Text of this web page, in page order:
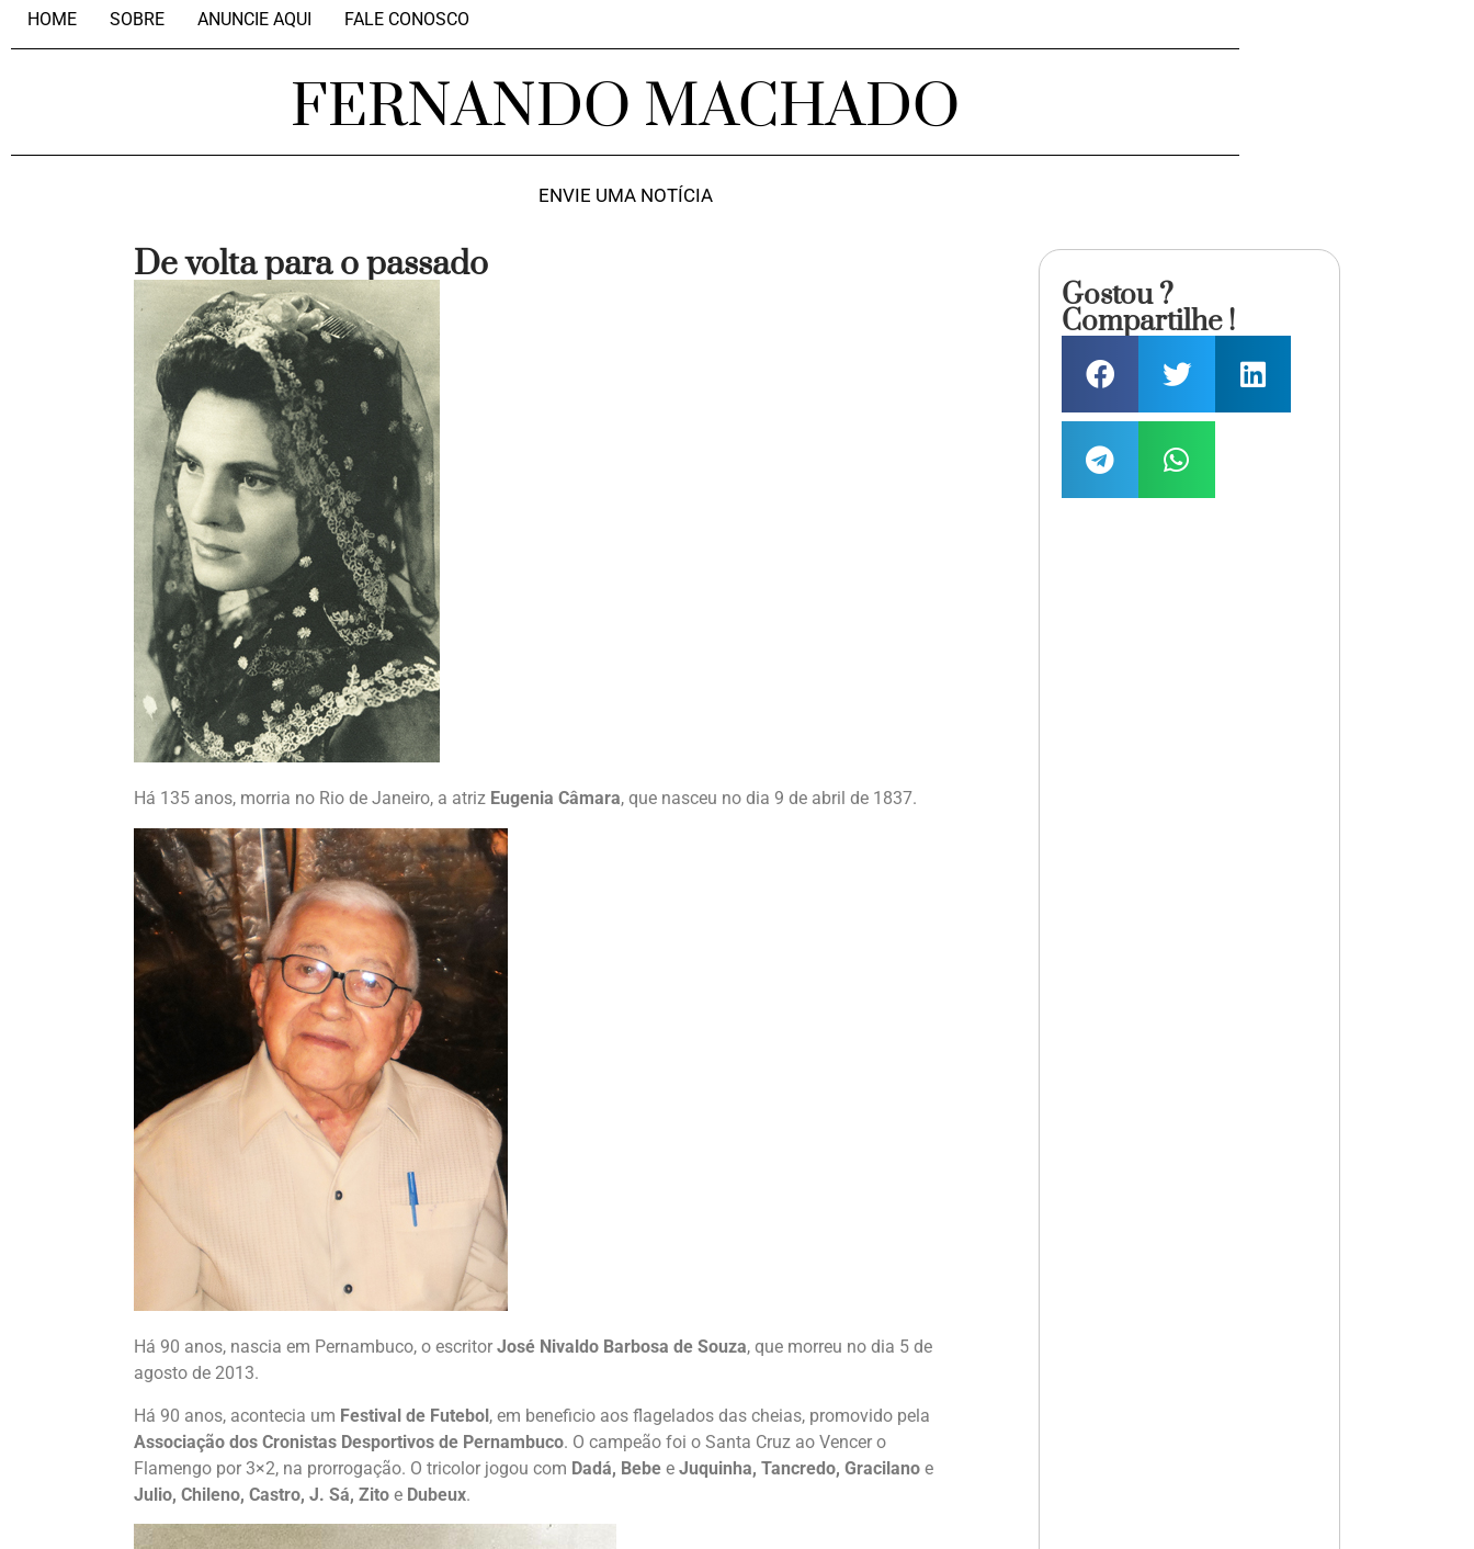
HOME SOBRE ANUNCIE AQUI FALE CONOSCO
FERNANDO MACHADO
ENVIE UMA NOTÍCIA
De volta para o passado
Há 135 anos, morria no Rio de Janeiro, a atriz Eugenia Câmara, que nasceu no dia 9 de abril de 1837.
Há 90 anos, nascia em Pernambuco, o escritor José Nivaldo Barbosa de Souza, que morreu no dia 5 de
agosto de 2013.
Há 90 anos, acontecia um Festival de Futebol, em beneficio aos flagelados das cheias, promovido pela
Associação dos Cronistas Desportivos de Pernambuco. O campeão foi o Santa Cruz ao Vencer o
Flamengo por 3×2, na prorrogação. O tricolor jogou com Dadá, Bebe e Juquinha, Tancredo, Gracilano e
Julio, Chileno, Castro, J. Sá, Zito e Dubeux.
Gostou ?
Compartilhe !